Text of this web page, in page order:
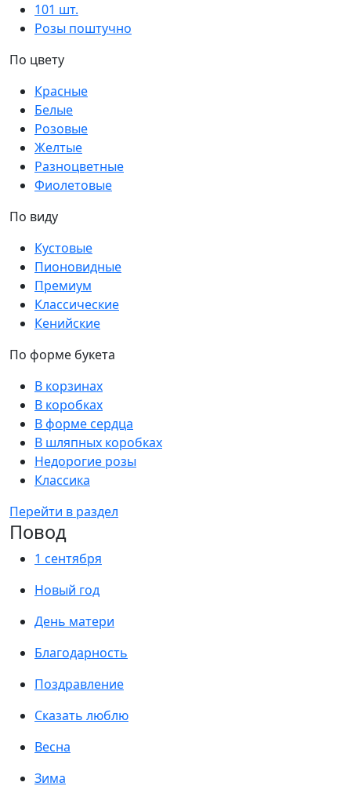
101 шт.
Розы поштучно
По цвету
Красные
Белые
Розовые
Желтые
Разноцветные
Фиолетовые
По виду
Кустовые
Пионовидные
Премиум
Классические
Кенийские
По форме букета
В корзинах
В коробках
В форме сердца
В шляпных коробках
Недорогие розы
Классика
Перейти в раздел
Повод
1 сентября
Новый год
День матери
Благодарность
Поздравление
Сказать люблю
Весна
Зима